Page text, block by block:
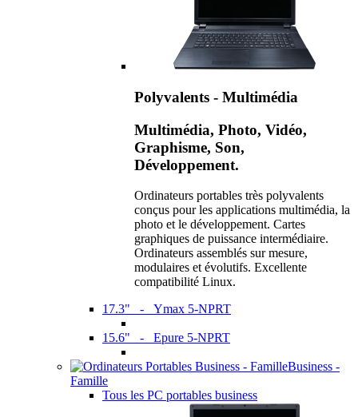
Polyvalents - Multimédia
Multimédia, Photo, Vidéo,
Graphisme, Son,
Développement.
Ordinateurs portables très polyvalents
conçus pour les applications multimédia, la
photo et le développement. Cartes
graphiques de puissance intermédiaire.
Ordinateurs assemblés sur mesure,
modulaires et évolutifs. Excellente
compatibilité Linux.
17.3" - Ymax 5-NPRT
15.6" - Epure 5-NPRT
Business -
Famille
Tous les PC portables business